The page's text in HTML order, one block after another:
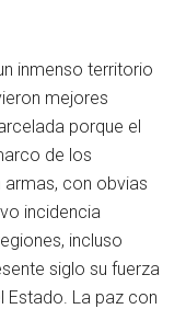
inmenso territorio
mejores
porque el
de los
con obvias
incidencia
incluso
siglo su fuerza
Estado. La paz con